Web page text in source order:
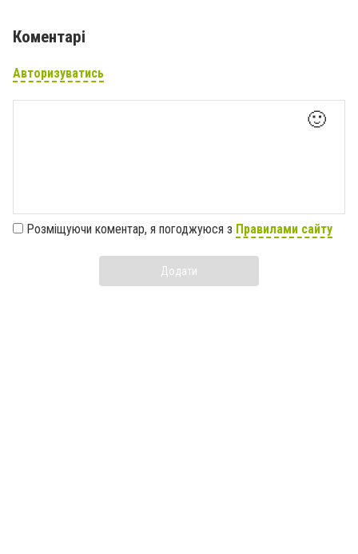
Коментарі
Авторизуватись
🙂
Розміщуючи коментар, я погоджуюся з Правилами сайту
Додати